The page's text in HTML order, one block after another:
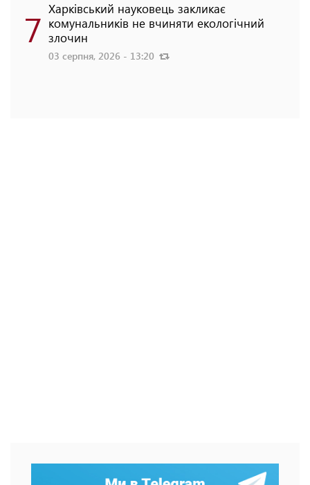
7 Харківський науковець закликає
комунальників не вчиняти екологічний
злочин
03 серпня, 2026 - 13:20